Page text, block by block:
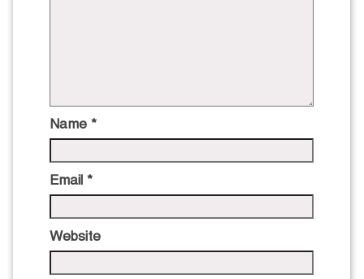
Name *
Email *
Website